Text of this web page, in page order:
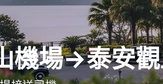
機場→泰安